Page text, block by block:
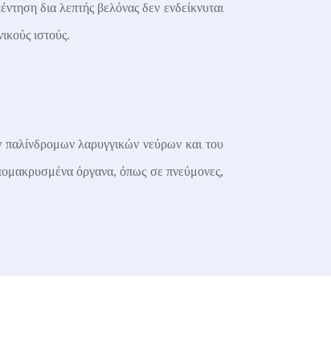
δια λεπτής βελόνας δεν ενδείκνυται
ιστούς.
παλίνδρομων λαρυγγικών νεύρων και του
όργανα, όπως σε πνεύμονες,